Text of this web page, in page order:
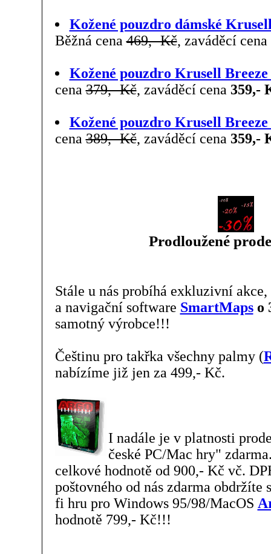
Kožené pouzdro dámské
Běžná cena469,- Kč, zaváděcí cena
Kožené pouzdro Krusell
cena379,- Kč, zaváděcí cena 359,-
Kožené pouzdro Krusell
cena389,- Kč, zaváděcí cena 359,-
Prodloužené
Stále u nás probíhá exkluzivní
a navigační software SmartMaps o
samotný výrobce!!!
Češtinu pro takřka všechny palmy (
nabízíme již jen za 499,- Kč.
I nadále je v platnosti
české PC/Mac hry"
celkové hodnotě od 900,- Kč vč.
poštovného od nás zdarma
fi hru pro Windows 95/98/MacOS
hodnotě 799,- Kč!!!